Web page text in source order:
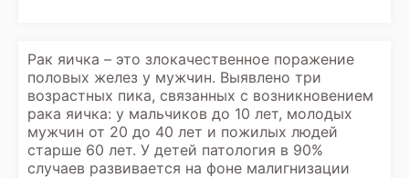
Рак яичка – это злокачественное поражение
половых желез у мужчин. Выявлено три
возрастных пика, связанных с возникновением
рака яичка: у мальчиков до 10 лет, молодых
мужчин от 20 до 40 лет и пожилых людей
старше 60 лет. У детей патология в 90%
случаев развивается на фоне малигнизации